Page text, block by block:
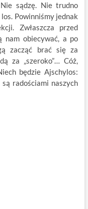
sądzę. Nie trudno
Powinniśmy jednak
Zwłaszcza przed
nam obiecywać, a po
zacząć brać się za
za „szeroko”… Cóż,
będzie Ajschylos:
radościami naszych